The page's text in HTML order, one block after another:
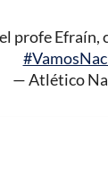
profe Efraín,
— Atlético